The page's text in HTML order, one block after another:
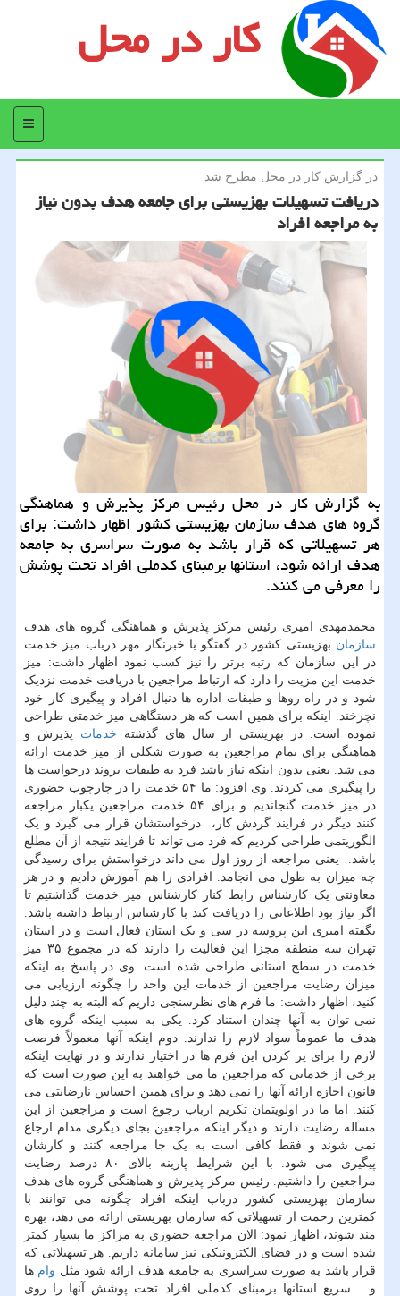
کار در محل
منو
در گزارش كار در محل مطرح شد
دریافت تسهیلات بهزیستی برای جامعه هدف بدون نیاز
به مراجعه افراد
به گزارش كار در محل رئیس مركز پذیرش و هماهنگی
گروه های هدف سازمان بهزیستی كشور اظهار داشت: برای
هر تسهیلاتی كه قرار باشد به صورت سراسری به جامعه
هدف ارائه شود، استانها برمبنای كدملی افراد تحت پوشش
را معرفی می كنند.
محمدمهدی امیری رئیس مرکز پذیرش و هماهنگی گروه های هدف
سازمان بهزیستی کشور در گفتگو با خبرنگار مهر درباب میز خدمت
در این سازمان که رتبه برتر را نیز کسب نمود اظهار داشت: میز
خدمت این مزیت‬ را‬ دارد‬ که ارتباط‬ مراجعین با دریافت خدمت نزدیک
شود و در راه روها‬ و طبقات اداره‬ ها‬ دنبال افراد و‬ پیگیری‬ کار‬ خود‬
‏نچرخند.‬ اینکه برای همین است که هر دستگاهی میز خدمتی طراحی
نموده است. در بهزیستی از سال های گذشته خدمات پذیرش و
هماهنگی برای تمام مراجعین به صورت شکلی از میز خدمت ارائه
می شد. یعنی بدون اینکه نیاز باشد فرد به طبقات بروند درخواست ها
را پیگیری می کردند. وی افزود: ما ۵۴ خدمت را در چارچوب حضوری
در میز خدمت گنجاندیم و‬ برای ۵۴ خدمت مراجعین‬ یکبار‬ مراجعه‬
کنند‬ دیگر‬ در‬ فرایند‬ گردش‬ کار، ‬ درخواستشان‬ قرار‬ می گیرد‬ و‬ یک‬
الگوریتمی‬ طراحی‬ کردیم‬ که‬ فرد‬ می تواند‬ تا‬ فرایند‬ نتیجه‬ از‬ آن مطلع‬
باشد. ‬ یعنی‬ مراجعه‬ از‬ روز‬ اول‬ می داند‬ درخواستش‬ برای رسیدگی‬
چه‬ میزان به طول می انجامد. افرادی را هم آموزش دادیم و در هر
معاونتی یک کارشناس رابط کنار کارشناس میز خدمت گذاشتیم تا
اگر نیاز بود اطلاعاتی را دریافت کند با کارشناس ارتباط داشته باشد.
بگفته امیری این پروسه در سی و یک استان فعال است و در استان
تهران سه منطقه مجزا این فعالیت را دارند که در مجموع ۳۵ میز
خدمت در سطح استانی طراحی شده است. وی در پاسخ به اینکه
میزان رضایت مراجعین از خدمات این واحد را چگونه ارزیابی می
کنید، اظهار داشت: ما فرم های نظرسنجی داریم که البته به چند دلیل
نمی توان به آنها چندان استناد کرد. یکی به سبب اینکه گروه های
هدف ما عموماً سواد لازم را ندارند. دوم اینکه آنها معمولاً فرصت
لازم را برای پر کردن این فرم ها در اختیار ندارند و در نهایت اینکه
برخی از خدماتی که مراجعین ما می خواهند به این صورت است که
قانون اجازه ارائه آنها را نمی دهد و برای همین احساس نارضایتی می
کنند. اما ما در اولویتمان تکریم ارباب رجوع است و مراجعین از این
مساله رضایت دارند و دیگر اینکه مراجعین بجای دیگری مدام ارجاع
نمی شوند و فقط کافی است به یک جا مراجعه کنند و کارشان
پیگیری می شود. با این شرایط پارینه بالای ۸۰ درصد رضایت
مراجعین را داشتیم. رئیس مرکز پذیرش و هماهنگی گروه های هدف
سازمان بهزیستی کشور درباب اینکه افراد چگونه می توانند با
کمترین زحمت از تسهیلاتی که سازمان بهزیستی ارائه می دهد، بهره
مند شوند، اظهار نمود: الان مراجعه حضوری به مراکز ما بسیار کمتر
شده است و در فضای الکترونیکی نیز سامانه داریم. هر تسهیلاتی که
قرار باشد به صورت سراسری به جامعه هدف ارائه شود مثل وام ها
و… سریع استانها برمبنای کدملی افراد تحت پوشش آنها را روی